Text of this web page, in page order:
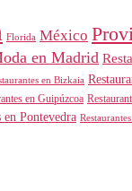
Florida México
en Madrid
en Bizkaia
en Guipúzcoa
en Pontevedra